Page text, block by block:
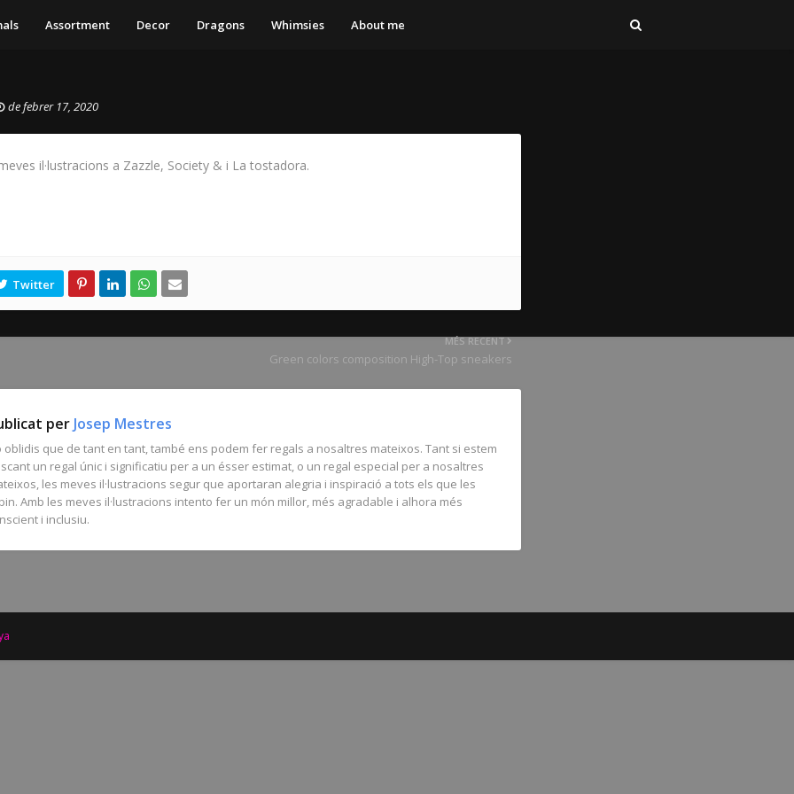
Assortment Decor Dragons Whimsies About me
de febrer 17, 2020
il·lustracions a Zazzle, Society & i La tostadora.
MÉS RECENT
Green colors composition High-Top sneakers
per Josep Mestres
oblidis que de tant en tant, també ens podem fer regals a nosaltres mateixos. Tant si estem
un regal únic i significatiu per a un ésser estimat, o un regal especial per a nosaltres
les meves il·lustracions segur que aportaran alegria i inspiració a tots els que les
Amb les meves il·lustracions intento fer un món millor, més agradable i alhora més
i inclusiu.